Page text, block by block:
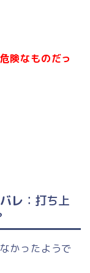
険なものだっ
レ ：打ち上
かったようで